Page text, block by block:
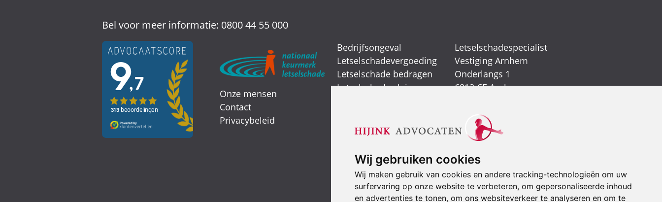
Wij gebruiken cookies
Wij maken gebruik van cookies en andere tracking-technologieën om uw
surfervaring op onze website te verbeteren, om gepersonaliseerde inhoud
en advertenties te tonen, om ons websiteverkeer te analyseren en om te
Bel voor meer informatie: 0800 44 55 000
Onze mensen
Contact
Privacybeleid
Bedrijfsongeval
Letselschadevergoeding
Letselschade bedragen
Letselschade claimen
Smartengeld
Letselschadespecialist
Vestiging Arnhem
Onderlangs 1
6812 CE Arnhem
Vestiging Nijmegen
Kerkenbos 1021
6546 BB Nijmegen
(024) 388 66 80
Stuur een e-mail